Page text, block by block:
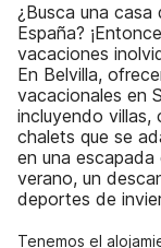
¿Busca una casa
España?
vacaciones
En Belvilla,
vacacionales en
incluyendo villas,
chalets que se
en una
verano, un
deportes de
Tenemos el